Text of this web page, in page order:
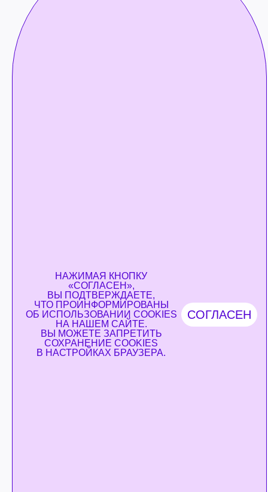
НАЖИМАЯ КНОПКУ
«СОГЛАСЕН»,
ВЫ ПОДТВЕРЖДАЕТЕ,
ЧТО ПРОИНФОРМИРОВАНЫ
ОБ ИСПОЛЬЗОВАНИИ COOKIES
НА НАШЕМ САЙТЕ.
ВЫ МОЖЕТЕ ЗАПРЕТИТЬ
СОХРАНЕНИЕ COOKIES
В НАСТРОЙКАХ БРАУЗЕРА.
СОГЛАСЕН